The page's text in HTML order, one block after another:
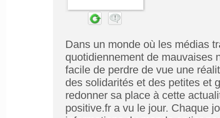
Dans un monde où les médias
quotidiennement de mauvaises
facile de perdre de vue une
des solidarités et des petites et
redonner sa place à cette
positive.fr a vu le jour. Chaque